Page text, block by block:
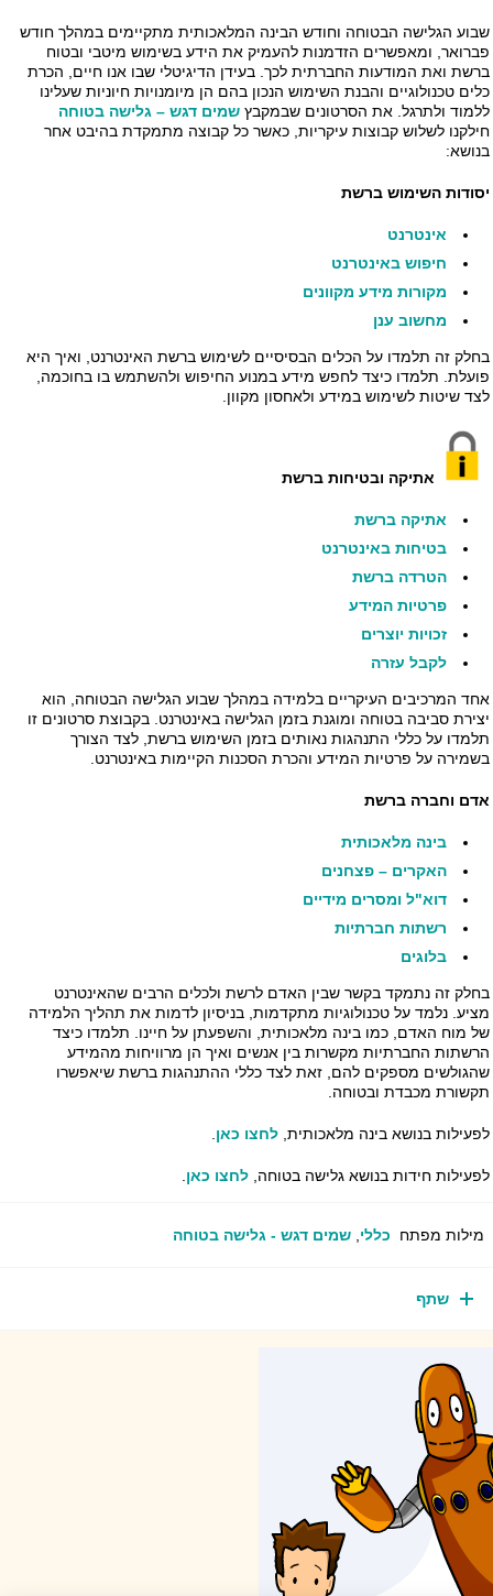
שבוע הגלישה הבטוחה וחודש הבינה המלאכותית מתקיימים במהלך חודש
פברואר, ומאפשרים הזדמנות להעמיק את הידע בשימוש מיטבי ובטוח
ברשת ואת המודעות החברתית לכך. בעידן הדיגיטלי שבו אנו חיים, הכרת
כלים טכנולוגיים והבנת השימוש הנכון בהם הן מיומנויות חיוניות שעלינו
ללמוד ולתרגל. את הסרטונים שבמקבץ שמים דגש – גלישה בטוחה
חילקנו לשלוש קבוצות עיקריות, כאשר כל קבוצה מתמקדת בהיבט אחר
בנושא:
יסודות השימוש ברשת
אינטרנט
חיפוש באינטרנט
מקורות מידע מקוונים
מחשוב ענן
בחלק זה תלמדו על הכלים הבסיסיים לשימוש ברשת האינטרנט, ואיך היא
פועלת. תלמדו כיצד לחפש מידע במנוע החיפוש ולהשתמש בו בחוכמה,
לצד שיטות לשימוש במידע ולאחסון מקוון.
אתיקה ובטיחות ברשת
אתיקה ברשת
בטיחות באינטרנט
הטרדה ברשת
פרטיות המידע
זכויות יוצרים
לקבל עזרה
אחד המרכיבים העיקריים בלמידה במהלך שבוע הגלישה הבטוחה, הוא
יצירת סביבה בטוחה ומוגנת בזמן הגלישה באינטרנט. בקבוצת סרטונים זו
תלמדו על כללי התנהגות נאותים בזמן השימוש ברשת, לצד הצורך
בשמירה על פרטיות המידע והכרת הסכנות הקיימות באינטרנט.
אדם וחברה ברשת
בינה מלאכותית
האקרים – פצחנים
דוא"ל ומסרים מידיים
רשתות חברתיות
בלוגים
בחלק זה נתמקד בקשר שבין האדם לרשת ולכלים הרבים שהאינטרנט
מציע. נלמד על טכנולוגיות מתקדמות, בניסיון לדמות את תהליך הלמידה
של מוח האדם, כמו בינה מלאכותית, והשפעתן על חיינו. תלמדו כיצד
הרשתות החברתיות מקשרות בין אנשים ואיך הן מרוויחות מהמידע
שהגולשים מספקים להם, זאת לצד כללי ההתנהגות ברשת שיאפשרו
תקשורת מכבדת ובטוחה.
לפעילות בנושא בינה מלאכותית, לחצו כאן
לפעילות חידות בנושא גלישה בטוחה, לחצו כאן
מילות מפתח כללי שמים דגש - גלישה בטוחה
שתף